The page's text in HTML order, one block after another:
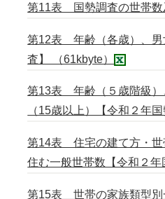
第11表 国勢調査の世帯数
第12表 年齢（各歳）、男
査】 （61kbyte）
第13表 年齢（５歳階級）
（15歳以上）【令和２年
第14表 住宅の建て方・世
住む一般世帯数【令和２年
第15表 世帯の家族類型別